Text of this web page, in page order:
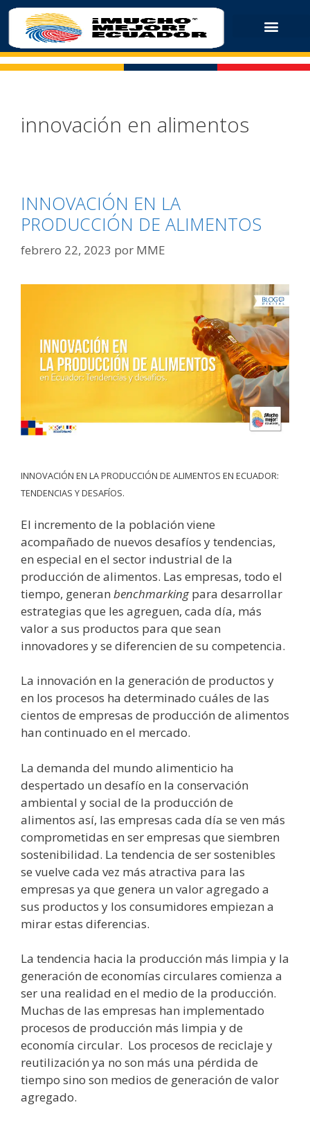
innovación en alimentos
INNOVACIÓN EN LA
PRODUCCIÓN DE ALIMENTOS
febrero 22, 2023 por MME
INNOVACIÓN EN LA PRODUCCIÓN DE ALIMENTOS EN ECUADOR:
TENDENCIAS Y DESAFÍOS.
El incremento de la población viene
acompañado de nuevos desafíos y tendencias,
en especial en el sector industrial de la
producción de alimentos. Las empresas, todo el
tiempo, generan benchmarkingpara desarrollar
estrategias que les agreguen, cada día, más
valor a sus productos para que sean
innovadores y se diferencien de su competencia.
La innovación en la generación de productos y
en los procesos ha determinado cuáles de las
cientos de empresas de producción de alimentos
han continuado en el mercado.
La demanda del mundo alimenticio ha
despertado un desafío en la conservación
ambiental y social de la producción de
alimentos así, las empresas cada día se ven más
comprometidas en ser empresas que siembren
sostenibilidad. La tendencia de ser sostenibles
se vuelve cada vez más atractiva para las
empresas ya que genera un valor agregado a
sus productos y los consumidores empiezan a
mirar estas diferencias.
La tendencia hacia la producción más limpia y la
generación de economías circulares comienza a
ser una realidad en el medio de la producción.
Muchas de las empresas han implementado
procesos de producción más limpia y de
economía circular. Los procesos de reciclaje y
reutilización ya no son más una pérdida de
tiempo sino son medios de generación de valor
agregado.